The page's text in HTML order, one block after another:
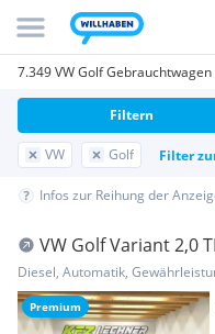
7.349 VW Golf Gebrauchtwagen
VW Golf Filter
Filtern
Infos zur Reihung der
Premium
VW Golf Variant 2,0
Diesel, Automatik,